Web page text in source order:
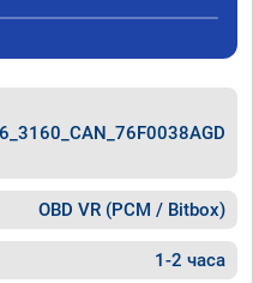
OBD VR (PCM / Bitbox)
1-2 часа